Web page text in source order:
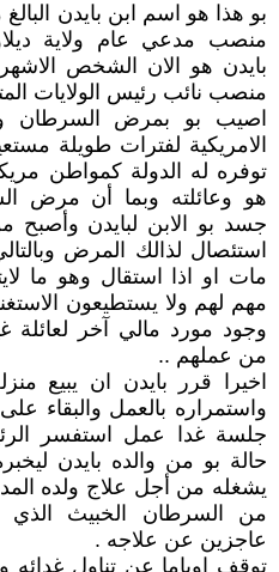
منصب مدعي عام ولاية
بايدن هو الان الشخص
منصب نائب رئيس الولايات
اصيب بو بمرض السرطان
الامريكية لفترات طويلة
توفره له الدولة كمواطن
هو وعائلته وبما أن مرض
جسد بو الابن لبايدن وأصبح
استئصال لذالك المرض
مات او اذا استقال وهو ما
مهم لهم ولا يستطيعون
وجود مورد مالي آخر لعائلة
من عملهم ..
اخيرا قرر بايدن ان يبيع
واستمراره بالعمل والبقاء
جلسة غدا عمل استفسر
حالة بو من والده بايدن
يشغله من أجل علاج ولده
من السرطان الخبيث الذي
عاجزين عن علاجه .
توقف اوباما عن تناول